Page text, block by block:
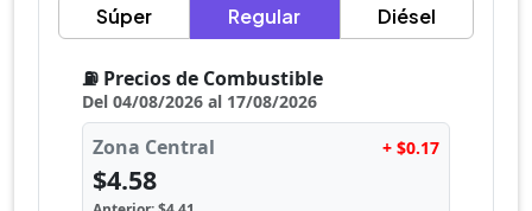
Súper Regular Diésel